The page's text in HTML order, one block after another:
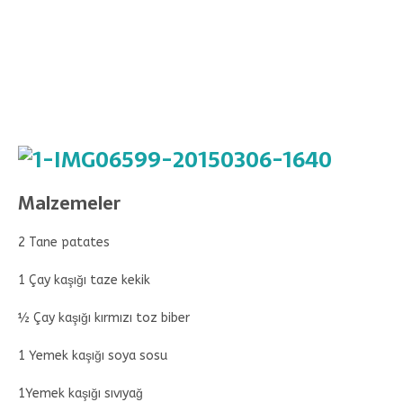
Malzemeler
2 Tane patates
1 Çay kaşığı taze kekik
½ Çay kaşığı kırmızı toz biber
1 Yemek kaşığı soya sosu
1Yemek kaşığı sıvıyağ